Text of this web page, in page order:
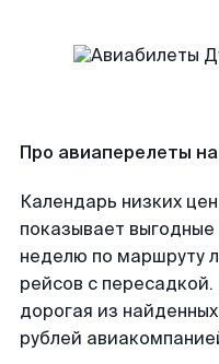
Про авиаперелеты
Календарь низких
показывает
неделю по маршруту
рейсов с
дорогая из
рублей